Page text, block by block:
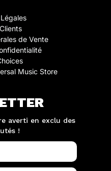
de Vente
Music Store